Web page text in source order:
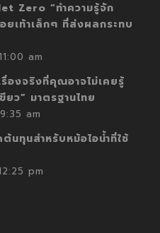
Zero “ทำความรู้จัก
เท้าเล็กๆ ที่ส่งผลกระทบ
am
องจริงที่คุณอาจไม่เคยรู้
ยว” มาตรฐานไทย
am
นทุนสำหรับหม้อไอน้ำที่ใช้
pm